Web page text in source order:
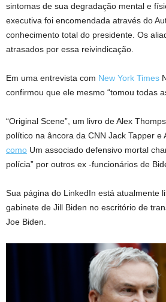
sintomas de sua degradação mental e
executiva foi encomendada através do
conhecimento total do presidente. Os
atrasados por essa reivindicação.
Em uma entrevista com New York Times
confirmou que ele mesmo “tomou todas
“Original Scene”, um livro de Alex
político na âncora da CNN Jack Tapper e
como Um associado defensivo mortal
polícia” por outros ex -funcionários de
Sua página do LinkedIn está atualmente
gabinete de Jill Biden no escritório de
Joe Biden.